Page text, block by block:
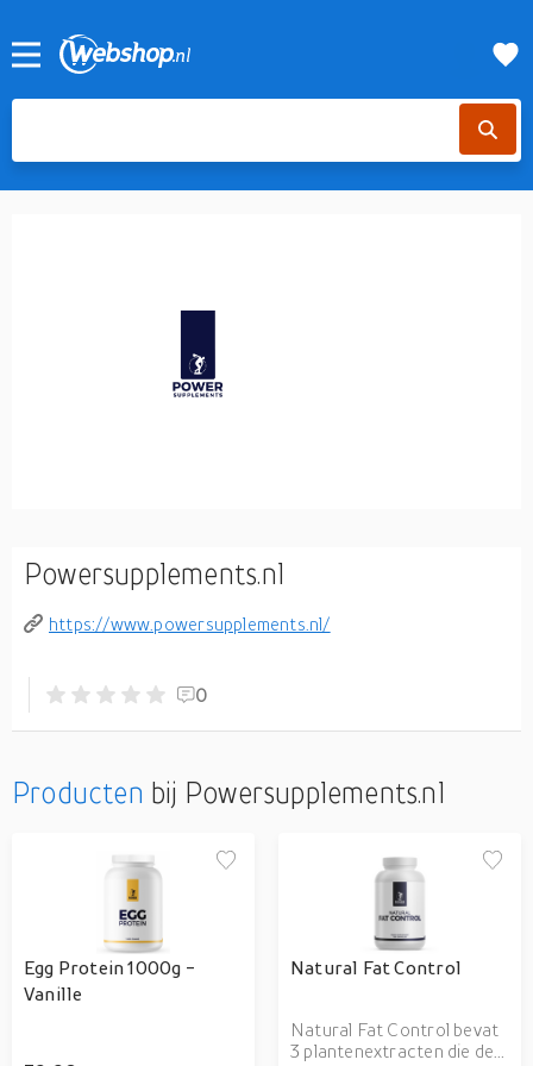
Powersupplements.nl
https://www.powersupplements.nl/
0
Producten bij Powersupplements.nl
Egg Protein 1000g -
Vanille
Natural Fat Control
Natural Fat Control bevat
3 plantenextracten die de